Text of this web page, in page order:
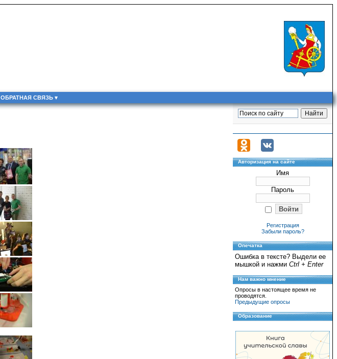
ОБРАТНАЯ СВЯЗЬ
Авторизация на сайте
Имя
Пароль
Регистрация
Забыли пароль?
Опечатка
Ошибка в тексте? Выдели ее
мышкой и нажми Ctrl + Enter
Нам важно мнение
Опросы в настоящее время не
проводятся.
Предыдущие опросы
Образование